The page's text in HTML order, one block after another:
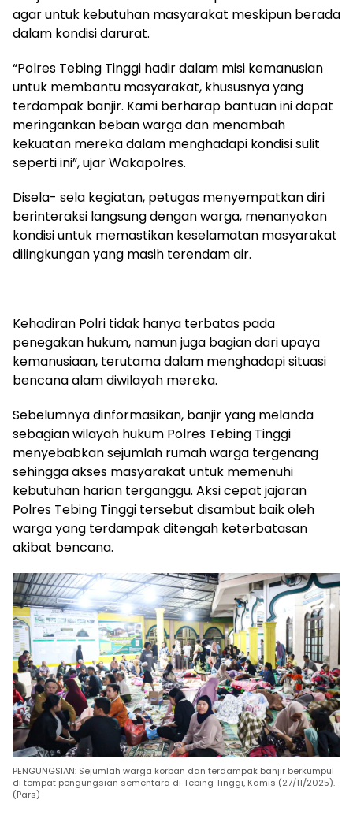
agar untuk kebutuhan masyarakat meskipun berada
dalam kondisi darurat.
“Polres Tebing Tinggi hadir dalam misi kemanusian
untuk membantu masyarakat, khususnya yang
terdampak banjir. Kami berharap bantuan ini dapat
meringankan beban warga dan menambah
kekuatan mereka dalam menghadapi kondisi sulit
seperti ini”, ujar Wakapolres.
Disela- sela kegiatan, petugas menyempatkan diri
berinteraksi langsung dengan warga, menanyakan
kondisi untuk memastikan keselamatan masyarakat
dilingkungan yang masih terendam air.
Kehadiran Polri tidak hanya terbatas pada
penegakan hukum, namun juga bagian dari upaya
kemanusiaan, terutama dalam menghadapi situasi
bencana alam diwilayah mereka.
Sebelumnya dinformasikan, banjir yang melanda
sebagian wilayah hukum Polres Tebing Tinggi
menyebabkan sejumlah rumah warga tergenang
sehingga akses masyarakat untuk memenuhi
kebutuhan harian terganggu. Aksi cepat jajaran
Polres Tebing Tinggi tersebut disambut baik oleh
warga yang terdampak ditengah keterbatasan
akibat bencana.
PENGUNGSIAN: Sejumlah warga korban dan terdampak banjir berkumpul
di tempat pengungsian sementara di Tebing Tinggi, Kamis (27/11/2025).
(Pars)